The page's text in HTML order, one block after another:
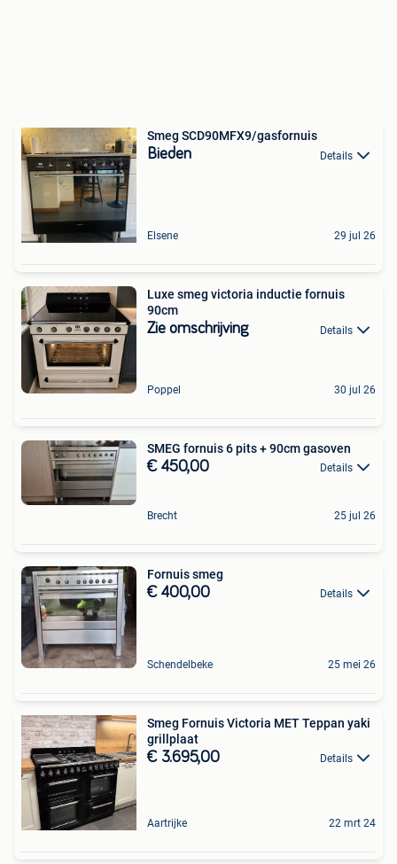
Smeg SCD90MFX9/gasfornuis
Bieden Details
Elsene 29 jul 26
Luxe smeg victoria inductie fornuis
90cm
Zie omschrijving Details
Poppel 30 jul 26
SMEG fornuis 6 pits + 90cm gasoven
€ 450,00 Details
Brecht 25 jul 26
Fornuis smeg
€ 400,00 Details
Schendelbeke 25 mei 26
Smeg Fornuis Victoria MET Teppan yaki
grillplaat
€ 3.695,00 Details
Aartrijke 22 mrt 24